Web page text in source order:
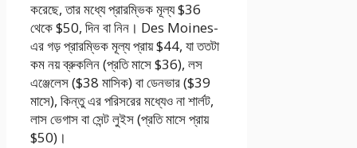
করেছে, তার মধ্যে প্রারম্ভিক মূল্য $36
থেকে $50, দিন বা নিন। Des Moines-
এর গড় প্রারম্ভিক মূল্য প্রায় $44, যা ততটা
কম নয়ব্রুকলিন(প্রতি মাসে $36), লস
এঞ্জেলেস($38 মাসিক) বাডেনভার($39
মাসে), কিন্তু এর পরিসরের মধ্যেও নাশার্লট,
লাস ভেগাসবাসেন্ট লুইস(প্রতি মাসে প্রায়
$50)।